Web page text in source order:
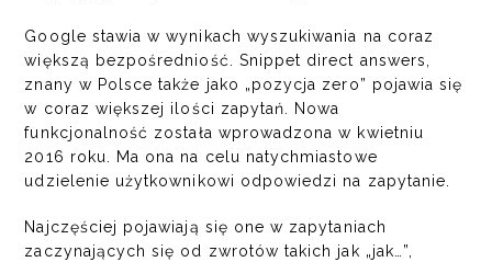
Google stawia w wynikach wyszukiwania na coraz
większą bezpośredniość. Snippet direct answers,
znany w Polsce także jako „pozycja zero” pojawia się
w coraz większej ilości zapytań. Nowa
funkcjonalność została wprowadzona w kwietniu
2016 roku. Ma ona na celu natychmiastowe
udzielenie użytkownikowi odpowiedzi na zapytanie.
Najczęściej pojawiają się one w zapytaniach
zaczynających się od zwrotów takich jak „jak…”,